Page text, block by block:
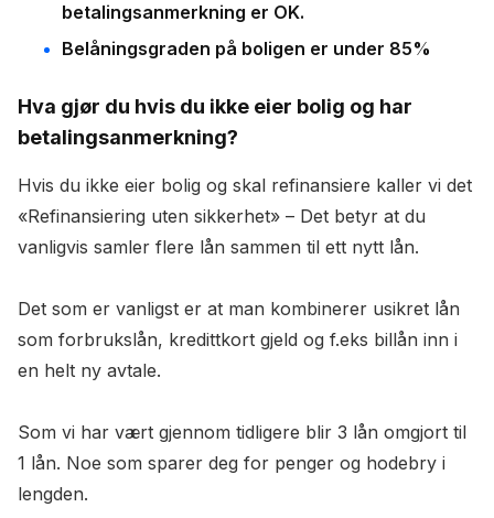
betalingsanmerkning er OK.
Belåningsgraden på boligen er under 85%
Hva gjør du hvis du ikke eier bolig og har
betalingsanmerkning?
Hvis du ikke eier bolig og skal refinansiere kaller vi det
«Refinansiering uten sikkerhet» – Det betyr at du
vanligvis samler flere lån sammen til ett nytt lån.
Det som er vanligst er at man kombinerer usikret lån
som forbrukslån, kredittkort gjeld og f.eks billån inn i
en helt ny avtale.
Som vi har vært gjennom tidligere blir 3 lån omgjort til
1 lån. Noe som sparer deg for penger og hodebry i
lengden.